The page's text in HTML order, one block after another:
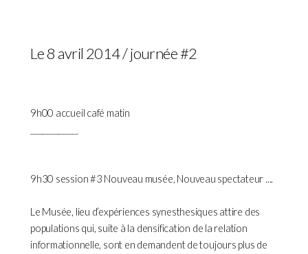
Le 8 avril 2014 / journée #2
9h00 accueil café matin
9h30 session #3 Nouveau musée, Nouveau spectateur ....
Le Musée, lieu d’expériences synesthesiques attire des
populations qui, suite à la densification de la relation
informationnelle, sont en demandent de toujours plus de